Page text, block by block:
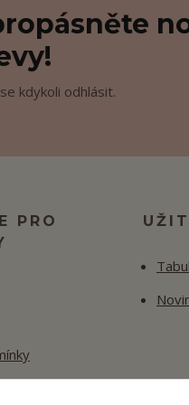
kdykoli odhlásit.
PRO